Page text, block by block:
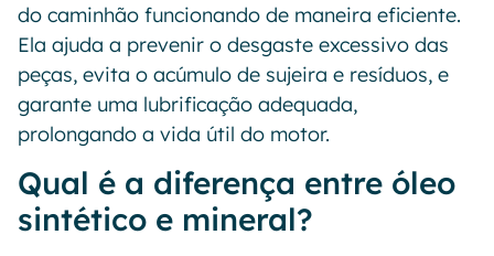
do caminhão funcionando de maneira eficiente.
Ela ajuda a prevenir o desgaste excessivo das
peças, evita o acúmulo de sujeira e resíduos, e
garante uma lubrificação adequada,
prolongando a vida útil do motor.
Qual é a diferença entre óleo
sintético e mineral?